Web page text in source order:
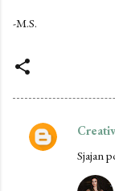
-M.S.
C
Sjajan